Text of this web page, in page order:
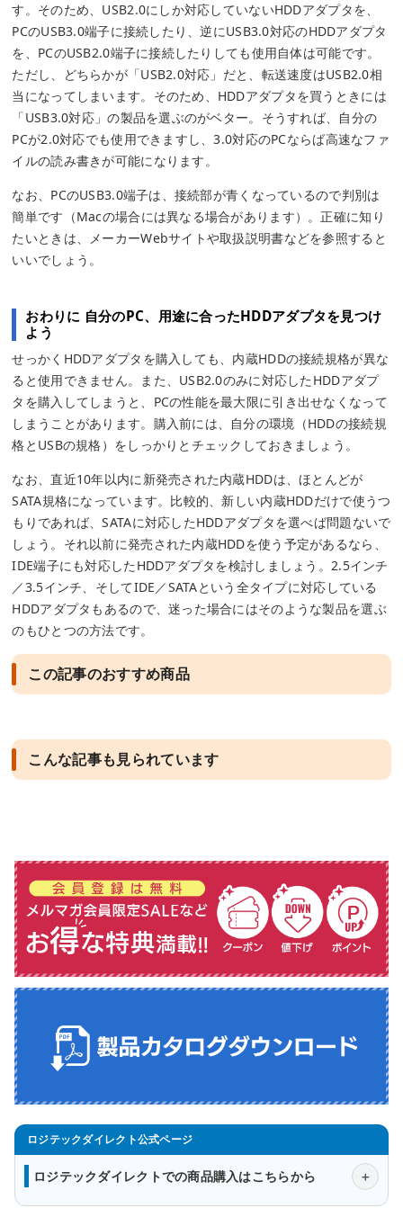
す。そのため、USB2.0にしか対応していないHDDアダプタを、
PCのUSB3.0端子に接続したり、逆にUSB3.0対応のHDDアダプタ
を、PCのUSB2.0端子に接続したりしても使用自体は可能です。
ただし、どちらかが「USB2.0対応」だと、転送速度はUSB2.0相
当になってしまいます。そのため、HDDアダプタを買うときには
「USB3.0対応」の製品を選ぶのがベター。そうすれば、自分の
PCが2.0対応でも使用できますし、3.0対応のPCならば高速なファ
イルの読み書きが可能になります。
なお、PCのUSB3.0端子は、接続部が青くなっているので判別は
簡単です（Macの場合には異なる場合があります）。正確に知り
たいときは、メーカーWebサイトや取扱説明書などを参照すると
いいでしょう。
おわりに 自分のPC、用途に合ったHDDアダプタを見つけ
よう
せっかくHDDアダプタを購入しても、内蔵HDDの接続規格が異な
ると使用できません。また、USB2.0のみに対応したHDDアダプ
タを購入してしまうと、PCの性能を最大限に引き出せなくなって
しまうことがあります。購入前には、自分の環境（HDDの接続規
格とUSBの規格）をしっかりとチェックしておきましょう。
なお、直近10年以内に新発売された内蔵HDDは、ほとんどが
SATA規格になっています。比較的、新しい内蔵HDDだけで使うつ
もりであれば、SATAに対応したHDDアダプタを選べば問題ないで
しょう。それ以前に発売された内蔵HDDを使う予定があるなら、
IDE端子にも対応したHDDアダプタを検討しましょう。2.5インチ
／3.5インチ、そしてIDE／SATAという全タイプに対応している
HDDアダプタもあるので、迷った場合にはそのような製品を選ぶ
のもひとつの方法です。
この記事のおすすめ商品
こんな記事も見られています
ロジテックダイレクトでの商品購入はこちらから